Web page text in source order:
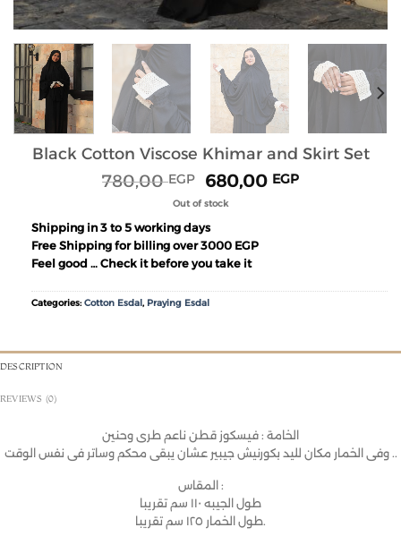
Black Cotton Viscose Khimar and Skirt Set
780,00EGP 680,00 EGP
Out of stock
Shipping in 3 to 5 working days
Free Shipping for billing over 3000 EGP
Feel good … Check it before you take it
Categories: Cotton Esdal, Praying Esdal
DESCRIPTION
REVIEWS (0)
الخامة : فيسكوز قطن ناعم طرى وحنين
وفى الخمار مكان لليد بكورنيش جيبير عشان يبقى محكم وساتر فى نفس الوقت ..
المقاس :
طول الجيبه ١١٠ سم تقريبا
طول الخمار ١٢٥ سم تقريبا.